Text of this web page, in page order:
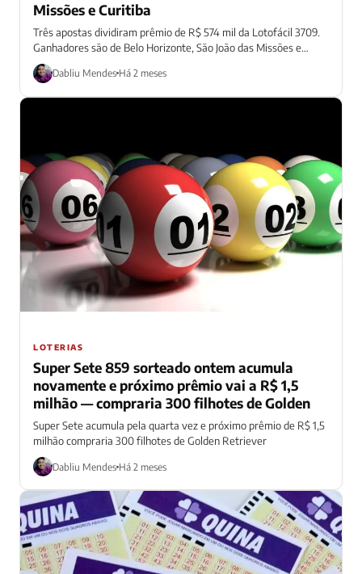
Missões e Curitiba
Três apostas dividiram prêmio de R$ 574 mil da Lotofácil 3709.
Ganhadores são de Belo Horizonte, São João das Missões e
Curitiba.
Dabliu Mendes Há 2 meses
LOTERIAS
Super Sete 859 sorteado ontem acumula
novamente e próximo prêmio vai a R$ 1,5
milhão — compraria 300 filhotes de Golden
Super Sete acumula pela quarta vez e próximo prêmio de R$ 1,5
milhão compraria 300 filhotes de Golden Retriever
Dabliu Mendes Há 2 meses